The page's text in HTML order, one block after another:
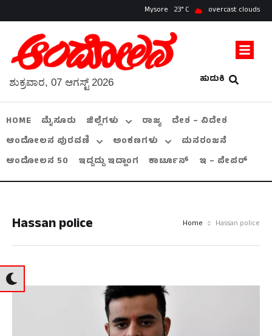
Mysore 23 overcast clouds
ಹುಡುಕಿ
ಶುಕ್ರವಾರ, 07 ಆಗಸ್ಟ್ 2026
HOME ಮೈಸೂರು ಜಿಲ್ಲೆಗಳು ರಾಜ್ಯ
ದೇಶ – ವಿದೇಶ
ಆಂದೋಲನ ಪುರವಣಿ
ಅಂಕಣಗಳು
ಮನರಂಜನೆ
ಆಂದೋಲನ 50
ಇದ್ದದ್ದು ಇದ್ಹಾಂಗ ಕಾರ್ಟೂನ್ ಇ – ಪೇಪರ್
Hassan police Home Hassan police